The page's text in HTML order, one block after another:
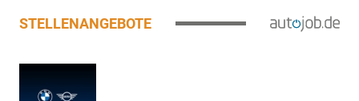
STELLENANGEBOTE